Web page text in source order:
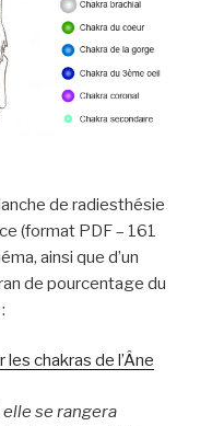
de radiesthésie
(format PDF – 161
ainsi que d’un
de pourcentage du
chakras de l’Âne
elle se rangera